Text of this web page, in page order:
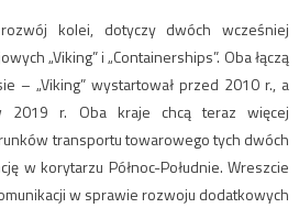
kolei, dotyczy dwóch wcześniej
„Viking” i „Containerships”. Oba łączą
– „Viking” wystartował przed 2010 r., a
2019 r. Oba kraje chcą teraz więcej
transportu towarowego tych dwóch
w korytarzu Północ-Południe. Wreszcie
w sprawie rozwoju dodatkowych